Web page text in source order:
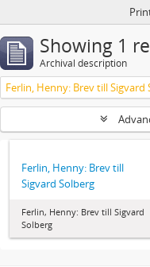
Showing 1
Archival description
Ferlin, Henny: Brev till Sigvard
Ferlin, Henny: Brev till
Sigvard Solberg
Ferlin, Henny: Brev till Sigvard
Solberg